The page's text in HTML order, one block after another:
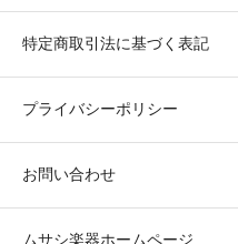
特定商取引法に基づく表記
プライバシーポリシー
お問い合わせ
ムサシ楽器ホームページ